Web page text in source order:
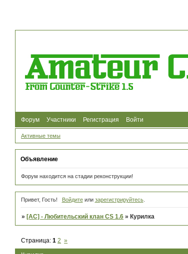
Форум Участники Регистрация Войти
Активные темы
Объявление
Форум находится на стадии реконструкции!
Привет, Гость! Войдитеили зарегистрируйтесь.
» [AC] - Любительский клан CS 1.6 » Курилка
Страница:1 2 »